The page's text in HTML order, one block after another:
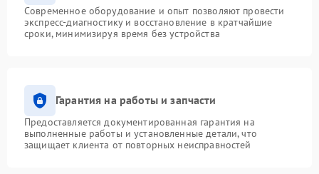
Современное оборудование и опыт позволяют провести
экспресс-диагностику и восстановление в кратчайшие
сроки, минимизируя время без устройства
Гарантия на работы и запчасти
Предоставляется документированная гарантия на
выполненные работы и установленные детали, что
защищает клиента от повторных неисправностей